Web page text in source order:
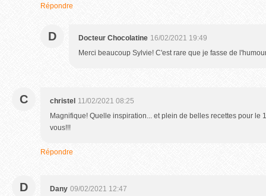
Répondre
D Docteur Chocolatine 16/02/2021 19:49
Merci beaucoup Sylvie! C'est rare que je fasse de
C christel 11/02/2021 08:25
Magnifique! Quelle inspiration... et plein de belles recettes pour le
vous!!!
Répondre
D Dany 09/02/2021 12:47